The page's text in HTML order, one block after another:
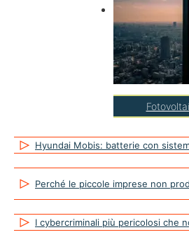
Hyundai Mobis: batterie con
Perché le piccole imprese non
I cybercriminali più pericolosi che